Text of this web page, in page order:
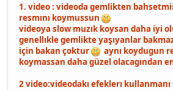
1. video : videoda gemlikten
resmını koymussun
videoya slow muzık koysan daha iyi
genellıkle gemlikte yaşıyanlar
için bakan çoktur
aynı koydugun
koymassan daha güzel olacagından
2 video:videodakı efeklerı